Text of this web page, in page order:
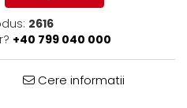
2616
+40 799 040 000
Cere informatii